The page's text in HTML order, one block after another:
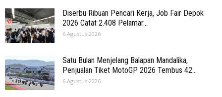
Diserbu Ribuan Pencari Kerja, Job Fair Depok
2026 Catat 2.408 Pelamar...
6 Agustus 2026
Satu Bulan Menjelang Balapan Mandalika,
Penjualan Tiket MotoGP 2026 Tembus 42...
6 Agustus 2026